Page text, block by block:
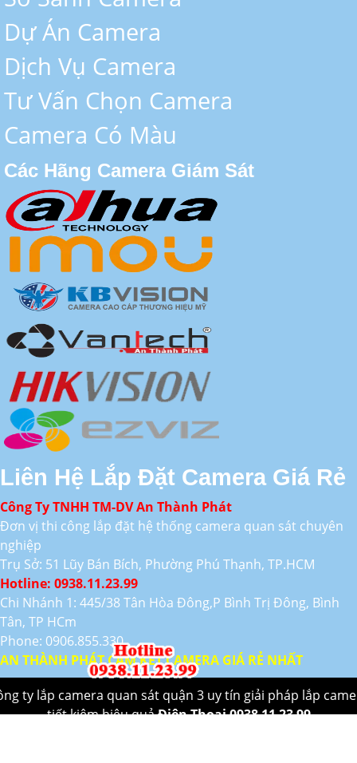
Dự Án Camera
Dịch Vụ Camera
Tư Vấn Chọn Camera
Camera Có Màu
Các Hãng Camera Giám Sát
Liên Hệ Lắp Đặt Camera Giá Rẻ
Công Ty TNHH TM-DV An Thành Phát
Đơn vị thi công lắp đặt hệ thống camera quan sát chuyên
nghiệp
Trụ Sở: 51 Lũy Bán Bích, Phường Phú Thạnh, TP.HCM
Hotline: 0938.11.23.99
Chi Nhánh 1: 445/38 Tân Hòa Đông,P Bình Trị Đông, Bình
Tân, TP HCm
Phone: 0906.855.330
AN THÀNH PHÁT CAM KẾT CAMERA GIÁ RẺ NHẤT
ty lắp camera quan sát quận 3 uy tín giải pháp lắp
tiết kiệm hiệu quảĐiên Thoại 0938 11 23 99